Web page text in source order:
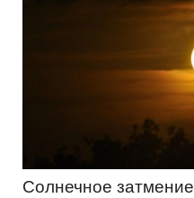
Солнечное